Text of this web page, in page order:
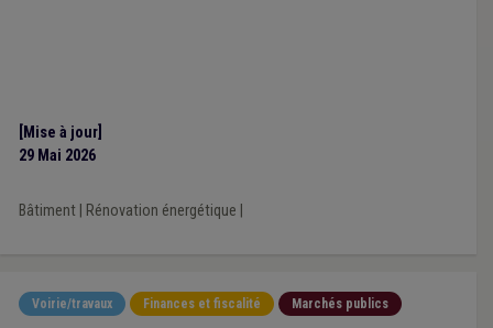
[Mise à jour]
29 Mai 2026
Bâtiment| Rénovation énergétique
Voirie/travaux Finances et fiscalité Marchés publics